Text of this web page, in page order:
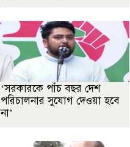
‘সরকারকে পাঁচ বছর দেশ
পরিচালনার সুযোগ দেওয়া হবে
না’